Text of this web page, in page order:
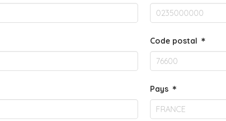
Code postal ＊
Pays ＊